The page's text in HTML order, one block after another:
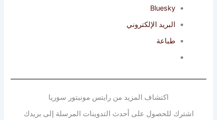
Bluesky
البريد الإلكتروني
طباعة
اكتشاف المزيد من رايتس مونيتور سوريا
اشترك للحصول على أحدث التدوينات المرسلة إلى بريدك